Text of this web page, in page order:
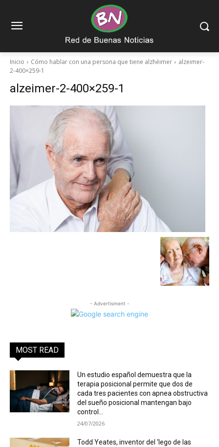
Inicio Cómo hablar con una persona que tiene alzhéimer
alzeimer-
2-400×259-1
alzeimer-2-400×259-1
- Advertisment -
MOST READ
Un estudio español demuestra que la
terapia posicional permite que dos de
cada tres pacientes con apnea obstructiva
del sueño posicional mantengan bajo
control...
24/07/2026
Todd Yeates, inventor del ‘lego de las